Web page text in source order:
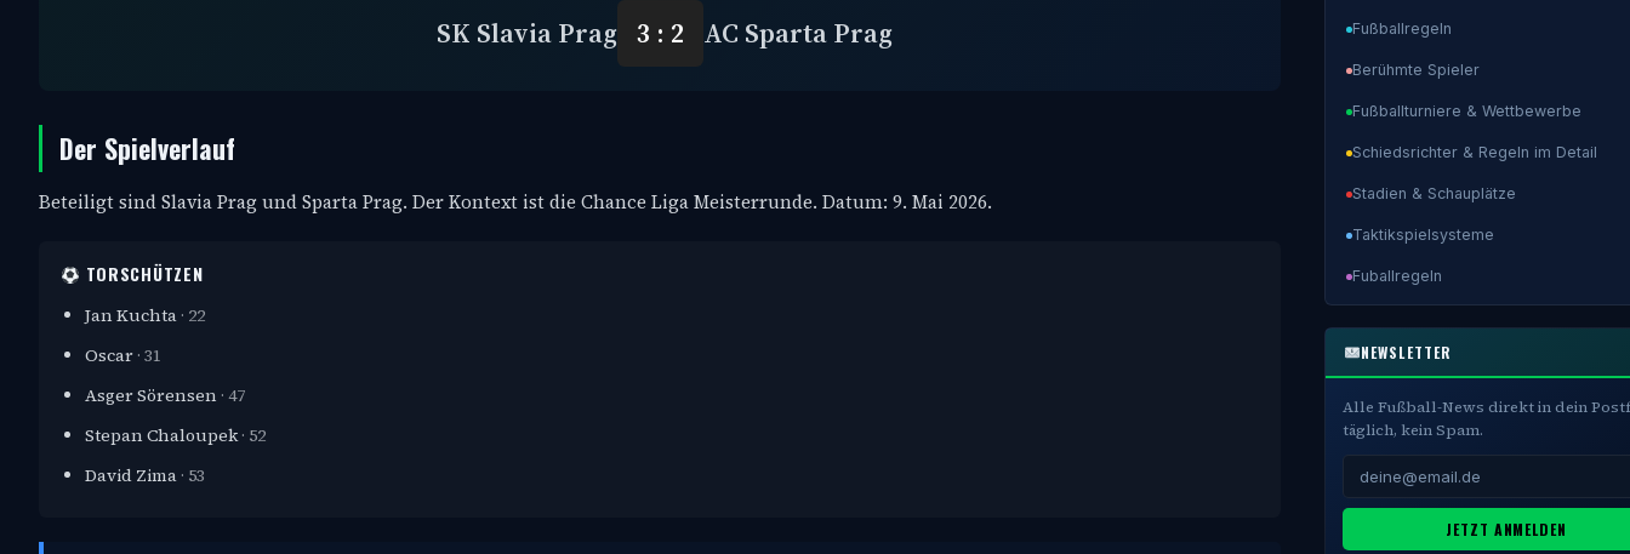
SK Slavia Prag 3 : 2 AC Sparta Prag
Der Spielverlauf
Beteiligt sind Slavia Prag und Sparta Prag. Der Kontext ist die Chance Liga Meisterrunde. Datum: 9. Mai 2026.
TORSCHÜTZEN
Jan Kuchta · 22
Oscar · 31
Asger Sörensen · 47
Stepan Chaloupek· 52
David Zima · 53
Fußballregeln
Berühmte Spieler
Fußballturniere & Wettbewerbe
Schiedsrichter & Regeln im Detail
Stadien & Schauplätze
Taktikspielsysteme
Fuballregeln
NEWSLETTER
Alle Fußball-News direkt in dein
täglich, kein Spam.
JETZT ANMELDEN